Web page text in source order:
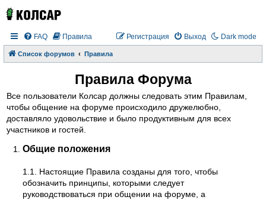
Dark mode
FAQ Правила Выход
Регистрация
Список форумов Правила
Правила Форума
Все пользователи Колсар должны следовать этим Правилам,
чтобы общение на форуме происходило дружелюбно,
доставляло удовольствие и было продуктивным для всех
участников и гостей.
Общие положения
1.1. Настоящие Правила созданы для того, чтобы
обозначить принципы, которыми следует
руководствоваться при общении на форуме, а